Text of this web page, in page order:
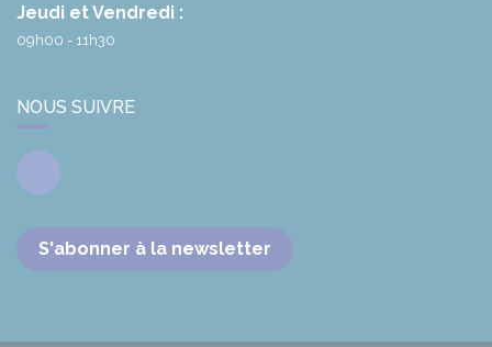
Jeudi et Vendredi :
09h00 - 11h30
NOUS SUIVRE
Facebook
S'abonner à la newsletter